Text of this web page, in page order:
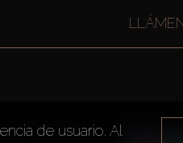
de usuario. Al